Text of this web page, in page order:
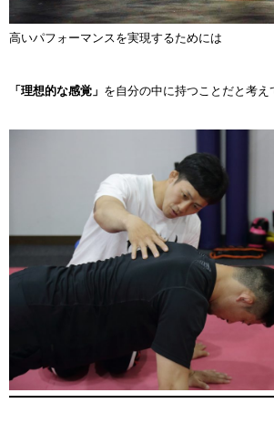
高いパフォーマンスを実現するためには
「理想的な感覚」 を自分の中に持つことだと考え